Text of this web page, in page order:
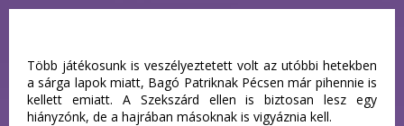
Több játékosunk is veszélyeztetett volt az utóbbi hetekben
a sárga lapok miatt, Bagó Patriknak Pécsen már pihennie is
kellett emiatt. A Szekszárd ellen is biztosan lesz egy
hiányzónk, de a hajrában másoknak is vigyáznia kell.